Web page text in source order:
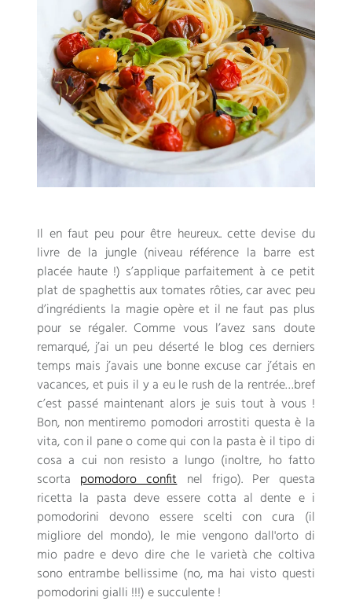
Il en faut peu pour être heureux..cette devise du
livre de la jungle(niveau référence la barre est
placée haute !) s’applique parfaitement à ce petit
plat de spaghettis aux tomates rôties,car avec peu
d’ingrédients la magie opère et il ne faut pas plus
pour se régaler.Comme vous l’avez sans doute
remarqué,j’ai un peu déserté le blog ces derniers
temps mais j’avais une bonne excuse car j’étais en
vacances,et puis il y a eu le rush de la rentrée…bref
c’est passé maintenant alors je suis tout à vous !
Bon, non mentiremo pomodori arrostiti questa è la
vita, con il pane o come qui con la pasta è il tipo di
cosa a cui non resisto a lungo (inoltre, ho fatto
scorta pomodoro confitnel frigo). Per questa
ricetta la pasta deve essere cotta al dente e i
pomodorini devono essere scelti con cura (il
migliore del mondo), le mie vengono dall'orto di
mio padre e devo dire che le varietà che coltiva
sono entrambe bellissime (no, ma hai visto questi
pomodorini gialli !!!) e succulente !